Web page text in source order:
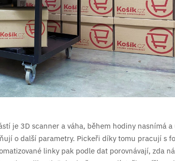
je 3D scanner a váha, během hodiny nasnímá a
o další parametry. Pickeři díky tomu pracují s
linky pak podle dat porovnávají, zda